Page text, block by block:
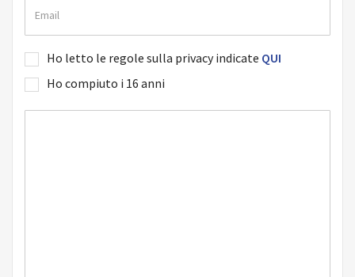
Ho letto le regole sulla privacy indicate QUI
Ho compiuto i 16 anni